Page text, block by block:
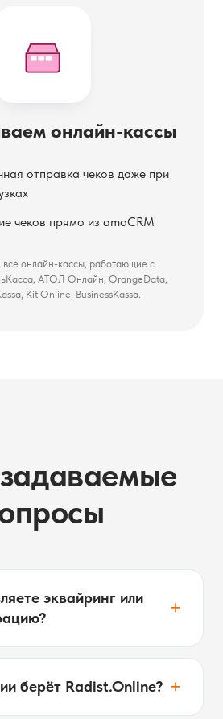
онлайн-кассы
отправка чеков даже при
чеков прямо из amoCRM
онлайн-кассы, работающие с
АТОЛ Онлайн, OrangeData,
Kit Online, BusinessKassa.
эквайринг или
+
берёт Radist.Online? +